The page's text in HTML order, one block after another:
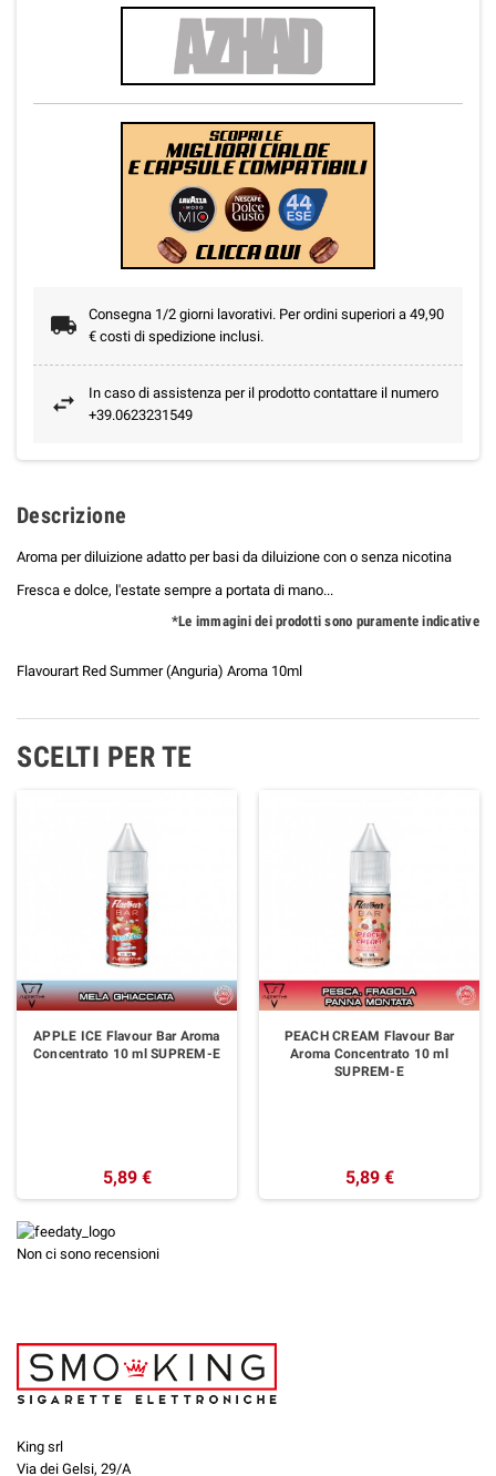
Consegna 1/2 giorni lavorativi. Per ordini superiori a 49,90
€ costi di spedizione inclusi.
In caso di assistenza per il prodotto contattare il numero
+39.0623231549
Descrizione
Aroma per diluizione adatto per basi da diluizione con o senza nicotina
Fresca e dolce, l'estate sempre a portata di mano...
*Le immagini dei prodotti sono puramente indicative
Flavourart Red Summer (Anguria) Aroma 10ml
SCELTI PER TE
APPLE ICE Flavour Bar Aroma
Concentrato 10 ml SUPREM-E
5,89 €
PEACH CREAM Flavour Bar
Aroma Concentrato 10 ml
SUPREM-E
5,89 €
Non ci sono recensioni
King srl
Via dei Gelsi, 29/A